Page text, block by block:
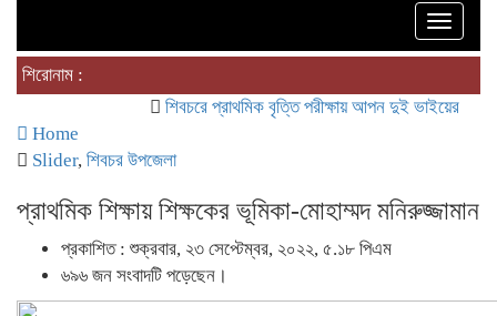
Toggle
শিরোনাম :
শিবচরে প্রাথমিক বৃত্তি পরীক্ষায় আপন দুই ভাইয়ের অনন্য সাফল্য
Home
Slider, শিবচর উপজেলা
প্রাথমিক শিক্ষায় শিক্ষকের ভূমিকা-মোহাম্মদ মনিরুজ্জামান
প্রকাশিত : শুক্রবার, ২৩ সেপ্টেম্বর, ২০২২, ৫.১৮ পিএম
৬৯৬ জন সংবাদটি পড়েছেন।